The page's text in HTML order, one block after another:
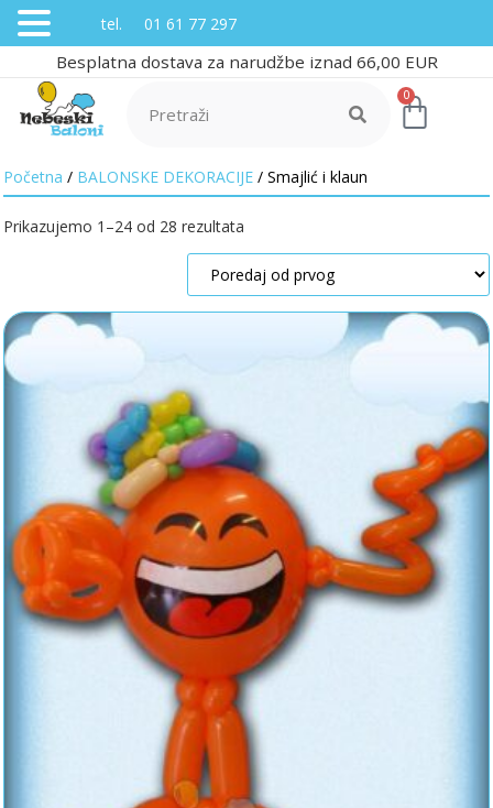
Besplatna dostava za narudžbe iznad 66,00 EUR
0
Početna / BALONSKE DEKORACIJE / Smajlić i klaun
Prikazujemo 1–24 od 28 rezultata
tel. 01 61 77 297